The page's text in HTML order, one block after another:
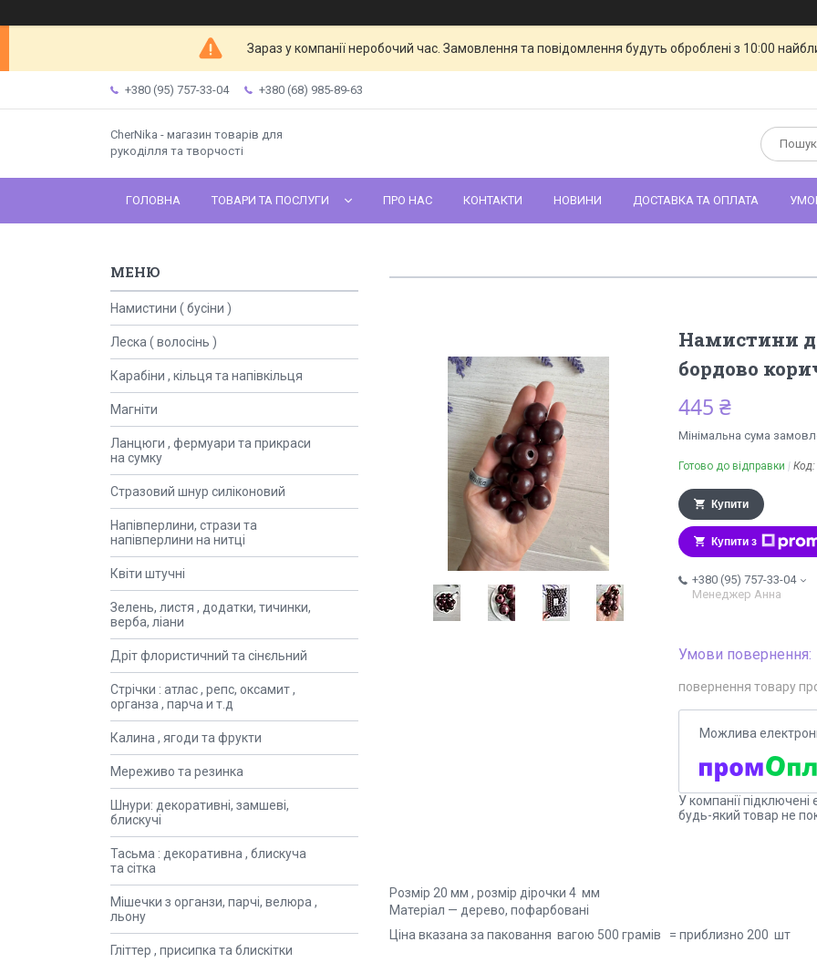
Зараз у компанії неробочий час. Замовлення та повідомлення будуть оброблені з 10:00
+380 (95) 757-33-04 +380 (68) 985-89-63
CherNika - магазин товарів для
рукоділля та творчості
ГОЛОВНА ТОВАРИ ТА ПОСЛУГИ ПРО НАС КОНТАКТИ НОВИНИ ДОСТАВКА ТА ОПЛАТА
Намистини
бордово
445 ₴
Мінімальна сума
Готово до відправки Код:
Купити
Купити з
+380 (95) 757-33-04
Менеджер Анна
повернення товару
У компанії
будь-який товар не
Розмір 20 мм , розмір дірочки 4 мм
Матеріал — дерево, пофарбовані
Ціна вказана за паковання вагою 500 грамів = приблизно 200 шт
Намистини ( бусіни )
Леска ( волосінь )
Карабіни , кільця та напівкільця
Магніти
Ланцюги , фермуари та прикраси
на сумку
Стразовий шнур силіконовий
Напівперлини, стрази та
напівперлини на нитці
Квіти штучні
Зелень, листя , додатки, тичинки,
верба, ліани
Дріт флористичний та сінєльний
Стрічки : атлас , репс, оксамит ,
органза , парча и т.д
Калина , ягоди та фрукти
Мереживо та резинка
Шнури: декоративні, замшеві,
блискучі
Тасьма : декоративна , блискуча
та сітка
Мішечки з органзи, парчі, велюра ,
льону
Гліттер , присипка та блискітки